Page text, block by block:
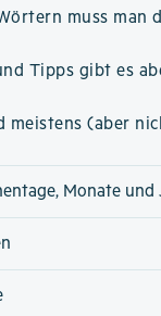
muss man
Tipps gibt es
meistens (aber
Monate und